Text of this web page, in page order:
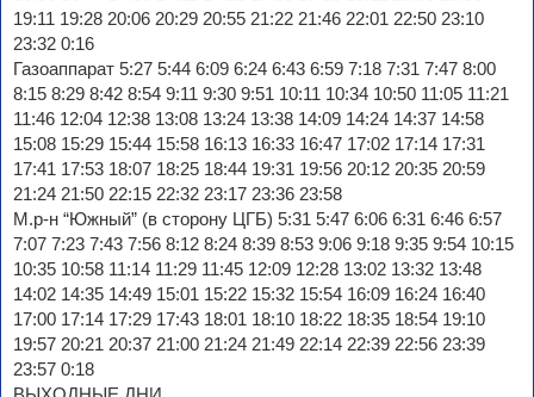
19:11 19:28 20:06 20:29 20:55 21:22 21:46 22:01 22:50 23:10
23:32 0:16
Газоаппарат 5:27 5:44 6:09 6:24 6:43 6:59 7:18 7:31 7:47 8:00
8:15 8:29 8:42 8:54 9:11 9:30 9:51 10:11 10:34 10:50 11:05 11:21
11:46 12:04 12:38 13:08 13:24 13:38 14:09 14:24 14:37 14:58
15:08 15:29 15:44 15:58 16:13 16:33 16:47 17:02 17:14 17:31
17:41 17:53 18:07 18:25 18:44 19:31 19:56 20:12 20:35 20:59
21:24 21:50 22:15 22:32 23:17 23:36 23:58
М.р-н “Южный” (в сторону ЦГБ) 5:31 5:47 6:06 6:31 6:46 6:57
7:07 7:23 7:43 7:56 8:12 8:24 8:39 8:53 9:06 9:18 9:35 9:54 10:15
10:35 10:58 11:14 11:29 11:45 12:09 12:28 13:02 13:32 13:48
14:02 14:35 14:49 15:01 15:22 15:32 15:54 16:09 16:24 16:40
17:00 17:14 17:29 17:43 18:01 18:10 18:22 18:35 18:54 19:10
19:57 20:21 20:37 21:00 21:24 21:49 22:14 22:39 22:56 23:39
23:57 0:18